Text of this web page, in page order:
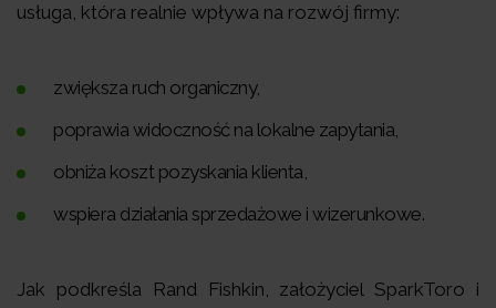
usługa, która realnie wpływa na rozwój firmy:
zwiększa ruch organiczny,
poprawia widoczność na lokalne zapytania,
obniża koszt pozyskania klienta,
wspiera działania sprzedażowe i wizerunkowe.
Jak podkreśla Rand Fishkin, założyciel SparkToro i